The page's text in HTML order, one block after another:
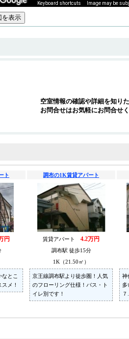
Keyboard shortcuts Image may be
空室情報の確認や詳細を知り
お問合せはお気軽にお問合せ
ト
円
とこ
メ！
調布の1K賃貸アパート
賃貸アパート 4.2万円
調布駅 徒歩15分
1K（21.50㎡）
京王線調布駅より徒歩圏！人気
のフローリング仕様！バス・ト
イレ別です！
神